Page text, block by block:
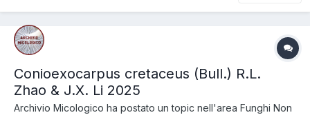
Conioexocarpus cretaceus (Bull.) R.L.
Zhao & J.X. Li 2025
Archivio Micologico ha postato un topic nell'area Funghi Non